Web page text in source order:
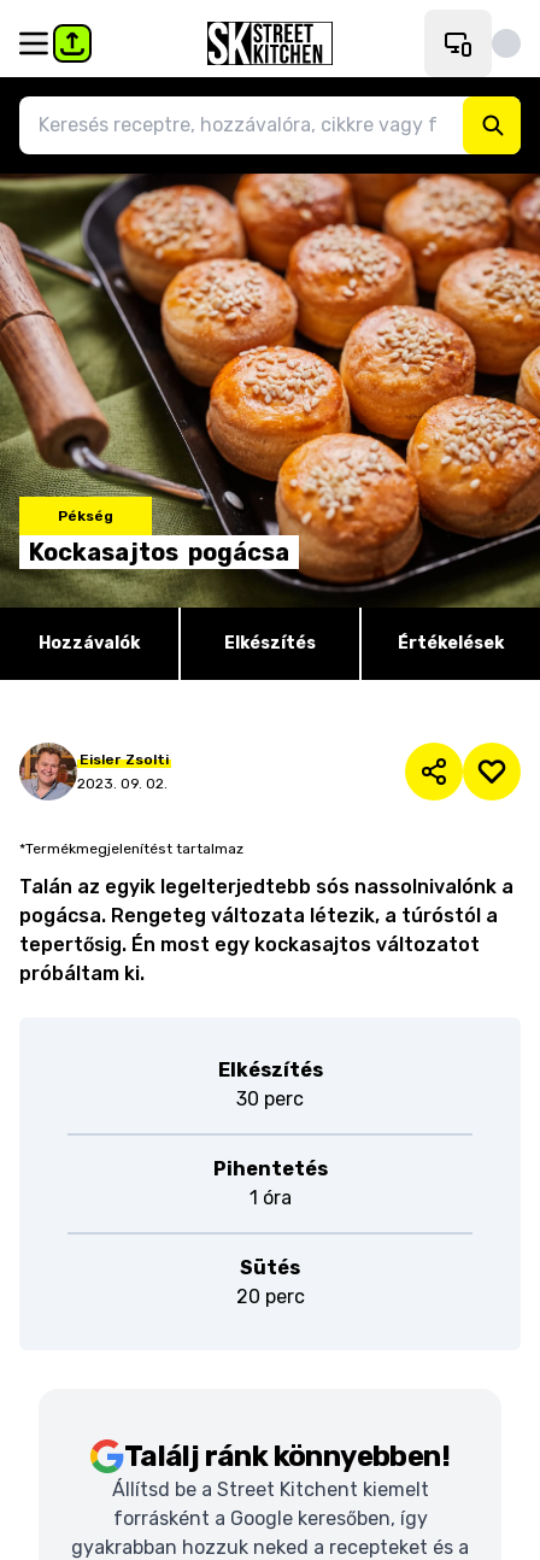
Pékség
Kockasajtos pogácsa
Hozzávalók Elkészítés Értékelések
Eisler Zsolti
2023. 09. 02.
*Termékmegjelenítést tartalmaz
Talán az egyik legelterjedtebb sós nassolnivalónk a
pogácsa. Rengeteg változata létezik, a túróstól a
tepertősig. Én most egy kockasajtos változatot
próbáltam ki.
Elkészítés
30 perc
Pihentetés
1 óra
Sütés
20 perc
Találj ránk könnyebben!
Állítsd be a Street Kitchent kiemelt
forrásként a Google keresőben, így
gyakrabban hozzuk neked a recepteket és a